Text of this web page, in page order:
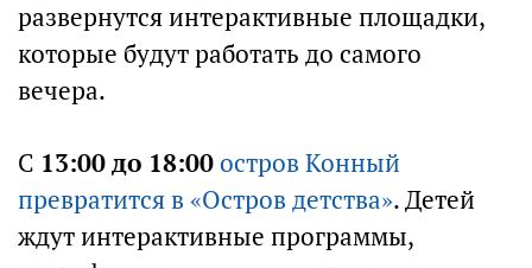
развернутся интерактивные площадки,
которые будут работать до самого
вечера.
С 13:00 до 18:00остров Конный
превратится в «Остров детства». Детей
ждут интерактивные программы,